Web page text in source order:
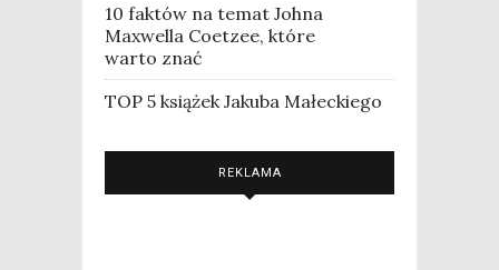
10 faktów na temat Johna
Maxwella Coetzee, które
warto znać
TOP 5 książek Jakuba Małeckiego
REKLAMA